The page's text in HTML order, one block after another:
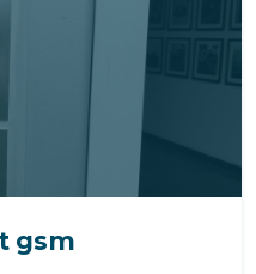
gsm